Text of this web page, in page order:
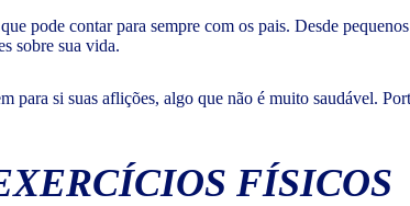
pode contar para sempre com os pais. Desde
sobre sua vida.
para si suas aflições, algo que não é muito saudável.
FÍSICOS